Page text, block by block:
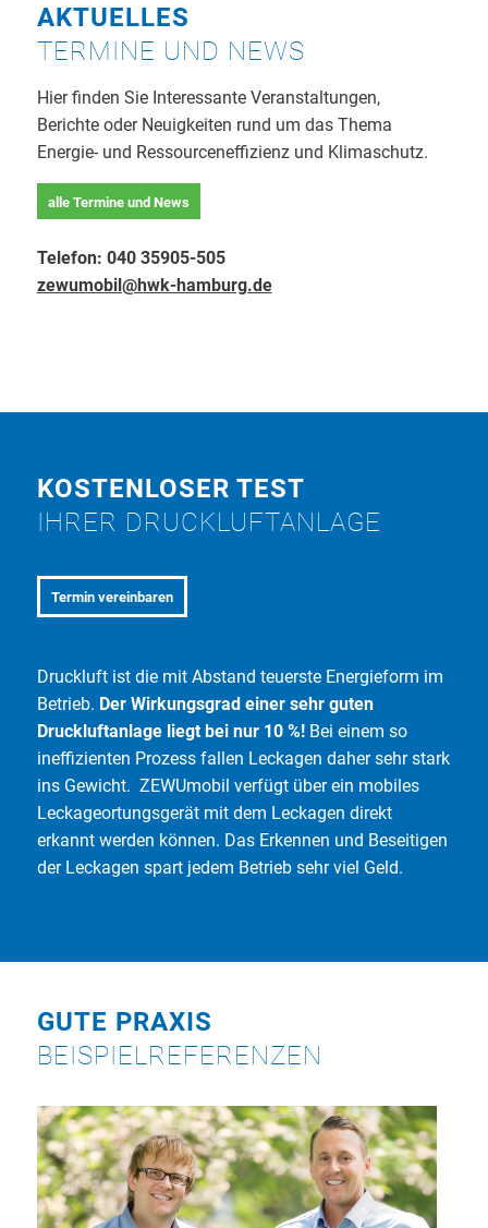
AKTUELLES
TERMINE UND NEWS
Hier finden Sie Interessante Veranstaltungen,
Berichte oder Neuigkeiten rund um das Thema
Energie- und Ressourceneffizienz und Klimaschutz.
alle Termine und News
Telefon: 040 35905-505
zewumobil@hwk-hamburg.de
KOSTENLOSER TEST
IHRER DRUCKLUFTANLAGE
Termin vereinbaren
Druckluft ist die mit Abstand teuerste Energieform im
Betrieb. Der Wirkungsgrad einer sehr guten
Druckluftanlage liegt bei nur 10 %!Bei einem so
ineffizienten Prozess fallen Leckagen daher sehr stark
ins Gewicht. ZEWUmobil verfügt über ein mobiles
Leckageortungsgerät mit dem Leckagen direkt
erkannt werden können. Das Erkennen und Beseitigen
der Leckagen spart jedem Betrieb sehr viel Geld.
GUTE PRAXIS
BEISPIELREFERENZEN